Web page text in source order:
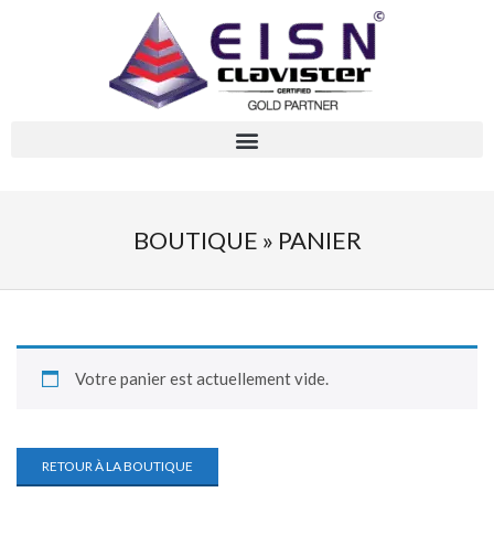
BOUTIQUE » PANIER
Votre panier est actuellement vide.
RETOUR À LA BOUTIQUE